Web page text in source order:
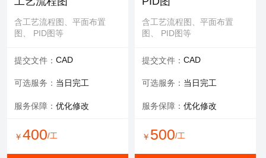
立即购买
服务保障：提供方案优化
立即购买
环评报告
适用于环评、清洁生产、验
含工艺流程图、平面布置
图、 PID图等
提交文件： CAD
可选服务： 当日完工
服务保障： 优化修改
￥400/工
含工艺流程图、平面布置
图、 PID图等
提交文件： CAD
可选服务： 当日完工
服务保障： 优化修改
￥ 500/工